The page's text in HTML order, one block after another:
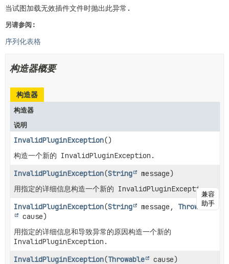
当试图加载无效插件文件时抛出此异常.
另请参阅:
序列化表格
构造器概要
构造器
构造器
说明
InvalidPluginException()
构造一个新的 InvalidPluginException.
InvalidPluginException(String
message)
用指定的详细信息构造一个新的 InvalidPluginException.
InvalidPluginException(String message, Throwable
cause)
用指定的详细信息和导致异常的原因构造一个新的
InvalidPluginException.
InvalidPluginException(Throwable cause)
兼容
助手